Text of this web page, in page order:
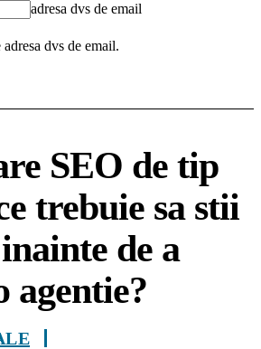
adresa dvs de email
dvs de email.
SEO de tip
trebuie sa stii
de a
agentie?